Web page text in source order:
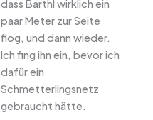
dass Barthl wirklich ein
paar Meter zur Seite
flog, und dann wieder.
Ich fing ihn ein, bevor ich
dafür ein
Schmetterlingsnetz
gebraucht hätte.